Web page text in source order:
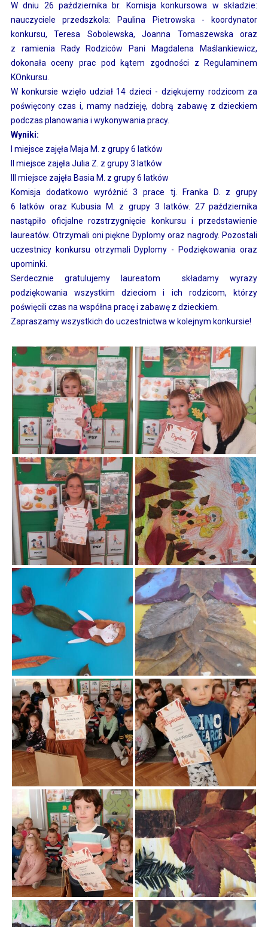
W dniu 26 października br. Komisja konkursowa w składzie:
nauczyciele przedszkola: Paulina Pietrowska - koordynator
konkursu, Teresa Sobolewska, Joanna Tomaszewska oraz
z ramienia Rady Rodziców Pani Magdalena Maślankiewicz,
dokonała oceny prac pod kątem zgodności z Regulaminem
KOnkursu.
W konkursie wzięło udział 14 dzieci - dziękujemy rodzicom za
poświęcony czas i, mamy nadzieję, dobrą zabawę z dzieckiem
podczas planowania i wykonywania pracy.
Wyniki:
I miejsce zajęła Maja M. z grupy 6 latków
II miejsce zajęła Julia Z. z grupy 3 latków
III miejsce zajęła Basia M. z grupy 6 latków
Komisja dodatkowo wyróżnić 3 prace tj. Franka D. z grupy
6 latków oraz Kubusia M. z grupy 3 latków. 27 października
nastąpiło oficjalne rozstrzygnięcie konkursu i przedstawienie
laureatów. Otrzymali oni piękne Dyplomy oraz nagrody. Pozostali
uczestnicy konkursu otrzymali Dyplomy - Podziękowania oraz
upominki.
Serdecznie gratulujemy laureatom składamy wyrazy
podziękowania wszystkim dzieciom i ich rodzicom, którzy
poświęcili czas na współna pracę i zabawę z dzieckiem.
Zapraszamy wszystkich do uczestnictwa w kolejnym konkursie!